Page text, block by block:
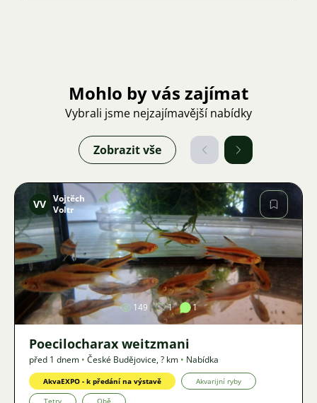
Mohlo by vás zajímat
Vybrali jsme nejzajímavější nabídky
Zobrazit vše
Obrázek
VV Vojtěch
Voltr
149 1 1
Poecilocharax weitzmani
před 1 dnem • České Budějovice,? km • Nabídka
AkvaEXPO - k předání na výstavě Akvarijní ryby
Tetry Obě